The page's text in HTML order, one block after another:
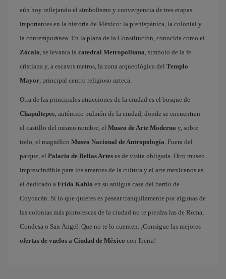
aún hoy reflejando el simbolismo y convergencia de tres etapas
importantes en la historia de México: la prehispánica, la colonial y
la contemporánea. En la plaza de la Constitución, conocida como el
Zócalo, se levanta la catedral Metropolitana, símbolo de la fe
cristiana y, a escasos metros, la zona arqueológica del Templo
Mayor, principal centro religioso azteca.
Otra de las principales atracciones de la ciudad es el bosque de
Chapultepec, auténtico pulmón de la ciudad, donde se encuentran
el castillo del mismo nombre, el Museo de Arte Moderno y, sobre
todo, el magnífico Museo Nacional de Antropología. Fuera del
parque, el Palacio de Bellas Artes es de visita obligada. Otro museo
imprescindible para los amantes de la cultura y el arte mexicanos es
el dedicado a Frida Kahlo en su antigua casa del barrio de
Coyoacán. Si lo que quieres es pasear tranquilamente por algunas de
las colonias más pintorescas de la ciudad no te pierdas las de Roma,
Condesa o San Ángel. Que no te lo cuenten. ¡Consigue las mejores
ofertas de vuelos a Ciudad de México con Iberia!